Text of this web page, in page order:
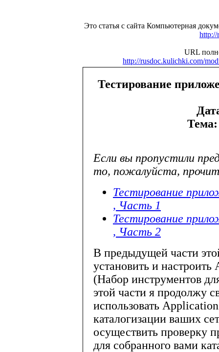
Это статья с сайта Компьютерная
http://
URL
http://rusdoc.kulichki.com/
Тестирование
Тема:
Если вы пропустили
то, пожалуйста,
Тестирование
, Часть 1
Тестирование
, Часть 2
В предыдущей части
установить и
(Набор инструментов
этой части я продолжу
использовать
каталогизации ваших
осуществить проверку
для собранного вами